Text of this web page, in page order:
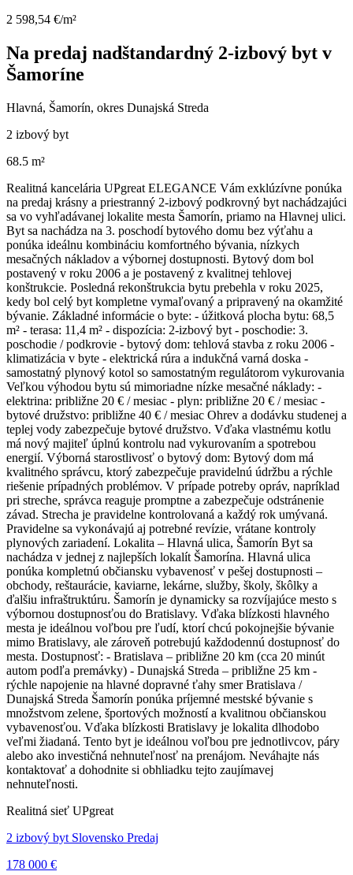
2 598,54 €/m²
Na predaj nadštandardný 2-izbový byt v
Šamoríne
Hlavná, Šamorín, okres Dunajská Streda
2 izbový byt
68.5 m²
Realitná kancelária UPgreat ELEGANCE Vám exklúzívne ponúka
na predaj krásny a priestranný 2-izbový podkrovný byt nachádzajúci
sa vo vyhľadávanej lokalite mesta Šamorín, priamo na Hlavnej ulici.
Byt sa nachádza na 3. poschodí bytového domu bez výťahu a
ponúka ideálnu kombináciu komfortného bývania, nízkych
mesačných nákladov a výbornej dostupnosti. Bytový dom bol
postavený v roku 2006 a je postavený z kvalitnej tehlovej
konštrukcie. Posledná rekonštrukcia bytu prebehla v roku 2025,
kedy bol celý byt kompletne vymaľovaný a pripravený na okamžité
bývanie. Základné informácie o byte: - úžitková plocha bytu: 68,5
m² - terasa: 11,4 m² - dispozícia: 2-izbový byt - poschodie: 3.
poschodie / podkrovie - bytový dom: tehlová stavba z roku 2006 -
klimatizácia v byte - elektrická rúra a indukčná varná doska -
samostatný plynový kotol so samostatným regulátorom vykurovania
Veľkou výhodou bytu sú mimoriadne nízke mesačné náklady: -
elektrina: približne 20 € / mesiac - plyn: približne 20 € / mesiac -
bytové družstvo: približne 40 € / mesiac Ohrev a dodávku studenej a
teplej vody zabezpečuje bytové družstvo. Vďaka vlastnému kotlu
má nový majiteľ úplnú kontrolu nad vykurovaním a spotrebou
energií. Výborná starostlivosť o bytový dom: Bytový dom má
kvalitného správcu, ktorý zabezpečuje pravidelnú údržbu a rýchle
riešenie prípadných problémov. V prípade potreby opráv, napríklad
pri streche, správca reaguje promptne a zabezpečuje odstránenie
závad. Strecha je pravidelne kontrolovaná a každý rok umývaná.
Pravidelne sa vykonávajú aj potrebné revízie, vrátane kontroly
plynových zariadení. Lokalita – Hlavná ulica, Šamorín Byt sa
nachádza v jednej z najlepších lokalít Šamorína. Hlavná ulica
ponúka kompletnú občiansku vybavenosť v pešej dostupnosti –
obchody, reštaurácie, kaviarne, lekárne, služby, školy, škôlky a
ďalšiu infraštruktúru. Šamorín je dynamicky sa rozvíjajúce mesto s
výbornou dostupnosťou do Bratislavy. Vďaka blízkosti hlavného
mesta je ideálnou voľbou pre ľudí, ktorí chcú pokojnejšie bývanie
mimo Bratislavy, ale zároveň potrebujú každodennú dostupnosť do
mesta. Dostupnosť: - Bratislava – približne 20 km (cca 20 minút
autom podľa premávky) - Dunajská Streda – približne 25 km -
rýchle napojenie na hlavné dopravné ťahy smer Bratislava /
Dunajská Streda Šamorín ponúka príjemné mestské bývanie s
množstvom zelene, športových možností a kvalitnou občianskou
vybavenosťou. Vďaka blízkosti Bratislavy je lokalita dlhodobo
veľmi žiadaná. Tento byt je ideálnou voľbou pre jednotlivcov, páry
alebo ako investičná nehnuteľnosť na prenájom. Neváhajte nás
kontaktovať a dohodnite si obhliadku tejto zaujímavej
nehnuteľnosti.
Realitná sieť UPgreat
2 izbový byt Slovensko Predaj
178 000 €